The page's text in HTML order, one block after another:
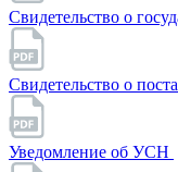
Свидетельство о
Свидетельство о
Уведомление об УСН